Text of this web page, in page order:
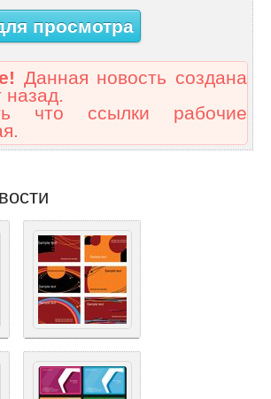
просмотра
Данная новость создана
назад.
что ссылки рабочие